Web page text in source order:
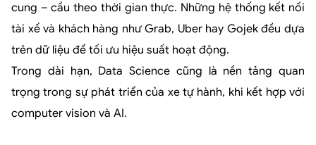
cung – cầu theo thời gian thực. Những hệ thống kết nối
tài xế và khách hàng như Grab, Uber hay Gojek đều dựa
trên dữ liệu để tối ưu hiệu suất hoạt động.
Trong dài hạn, Data Science cũng là nền tảng quan
trọng trong sự phát triển của xe tự hành, khi kết hợp với
computer vision và AI.